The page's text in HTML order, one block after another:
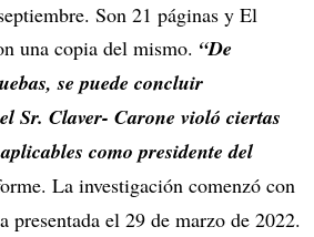
Son 21 páginas y El
una copia del mismo. “De
se puede concluir
Sr. Claver- Carone violó ciertas
como presidente del
La investigación comenzó con
presentada el 29 de marzo de 2022.